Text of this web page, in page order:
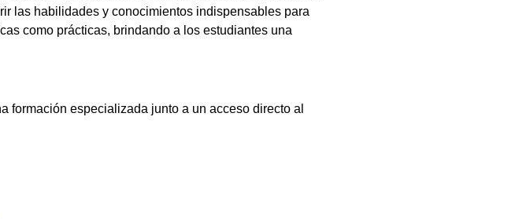
las habilidades y conocimientos indispensables para
como prácticas, brindando a los estudiantes una
formación especializada junto a un acceso directo al